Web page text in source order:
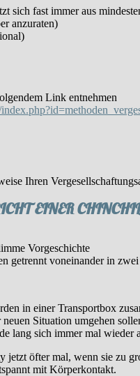
sich fast immer aus
anzuraten)
Link entnehmen
Ihren
EINER
Vorgeschichte
getrennt voneinander in
in einer Transportbox
Situation umgehen
lang sich immer mal wieder
jetzt öfter mal, wenn sie zu
mit Körperkontakt.